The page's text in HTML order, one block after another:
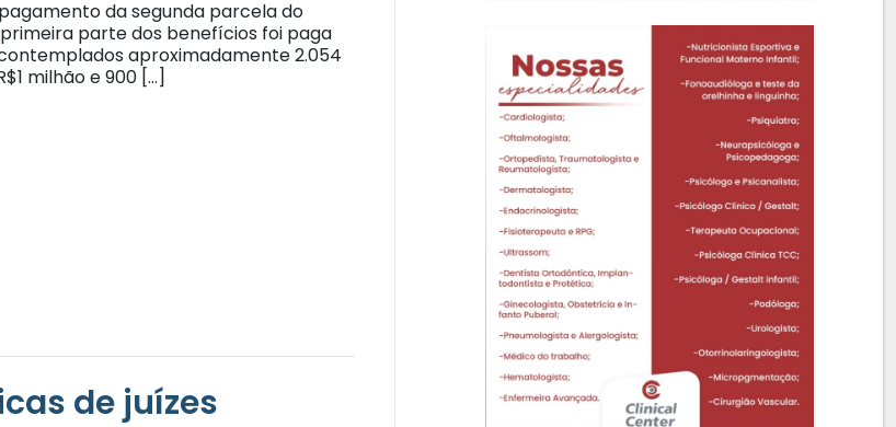
da segunda parcela do
parte dos benefícios foi paga
aproximadamente 2.054
milhão e 900 […]
de juízes